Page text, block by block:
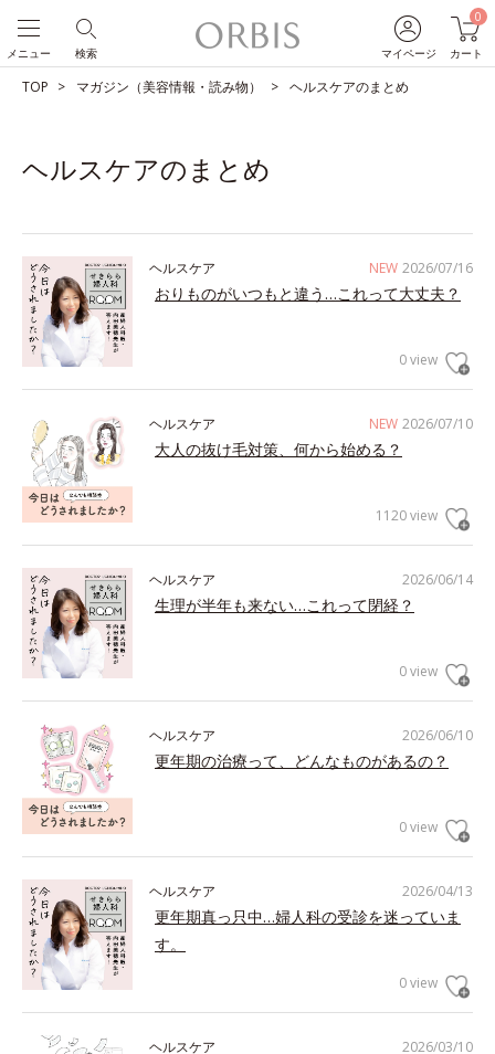
マイページ
0
カート
検索
メニュー
TOP マガジン（美容情報・読み物） ヘルスケアのまとめ
ヘルスケアのまとめ
NEW 2026/07/16
ヘルスケア
おりものがいつもと違う…これって大丈夫？
0 view
NEW 2026/07/10
ヘルスケア
大人の抜け毛対策、何から始める？
1120 view
2026/06/14
ヘルスケア
生理が半年も来ない…これって閉経？
0 view
2026/06/10
ヘルスケア
更年期の治療って、どんなものがあるの？
0 view
2026/04/13
ヘルスケア
更年期真っ只中…婦人科の受診を迷っていま
す。
0 view
2026/03/10
ヘルスケア